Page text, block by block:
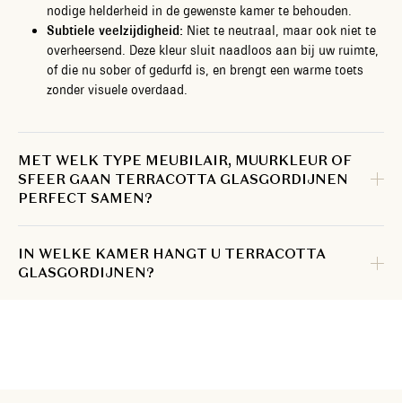
nodige helderheid in de gewenste kamer te behouden.
Subtiele veelzijdigheid: Niet te neutraal, maar ook niet te
overheersend. Deze kleur sluit naadloos aan bij uw ruimte,
of die nu sober of gedurfd is, en brengt een warme toets
zonder visuele overdaad.
MET WELK TYPE MEUBILAIR, MUURKLEUR OF
SFEER GAAN TERRACOTTA GLASGORDIJNEN
PERFECT SAMEN?
IN WELKE KAMER HANGT U TERRACOTTA
GLASGORDIJNEN?